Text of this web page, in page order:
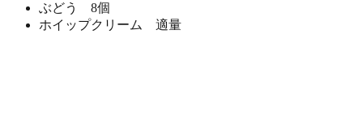
ぶどう 8個
ホイップクリーム 適量